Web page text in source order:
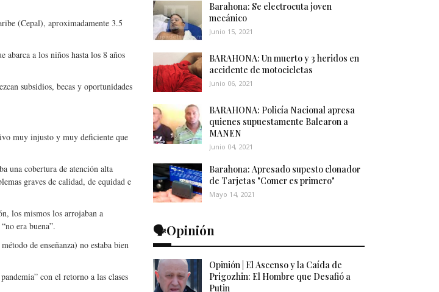
(Cepal), aproximadamente 3.5
a los niños hasta los 8 años
subsidios, becas y oportunidades
muy injusto y muy deficiente que
una cobertura de atención alta
graves de calidad, de equidad e
los mismos los arrojaban a
era buena”.
de enseñanza) no estaba bien
con el retorno a las clases
Barahona: Se electrocuta joven
mecánico
Junio 15, 2021
BARAHONA: Un muerto y 3 heridos en
accidente de motocicletas
Junio 06, 2021
BARAHONA: Policía Nacional apresa
quienes supuestamente Balearon a
MANEN
Junio 04, 2021
Barahona: Apresado supesto clonador
de Tarjetas "Comer es primero"
Mayo 14, 2021
🗣️Opinión
Opinión | El Ascenso y la Caída de
Prigozhin: El Hombre que Desafió a
Putin